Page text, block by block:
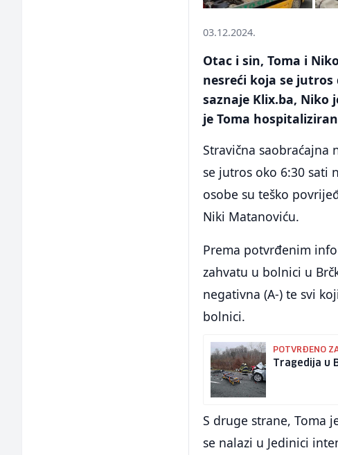
03.12.2024.
Otac i sin, Toma i
nesreći koja se
saznaje Klix.ba,
je Toma
Stravična saobraćajna
se jutros oko 6:30 sati
osobe su teško
Niki Matanoviću.
Prema potvrđenim
zahvatu u bolnici u
negativna (A-) te svi
bolnici.
POTVRĐENO
Tragedija u
S druge strane, Toma
se nalazi u Jedinici